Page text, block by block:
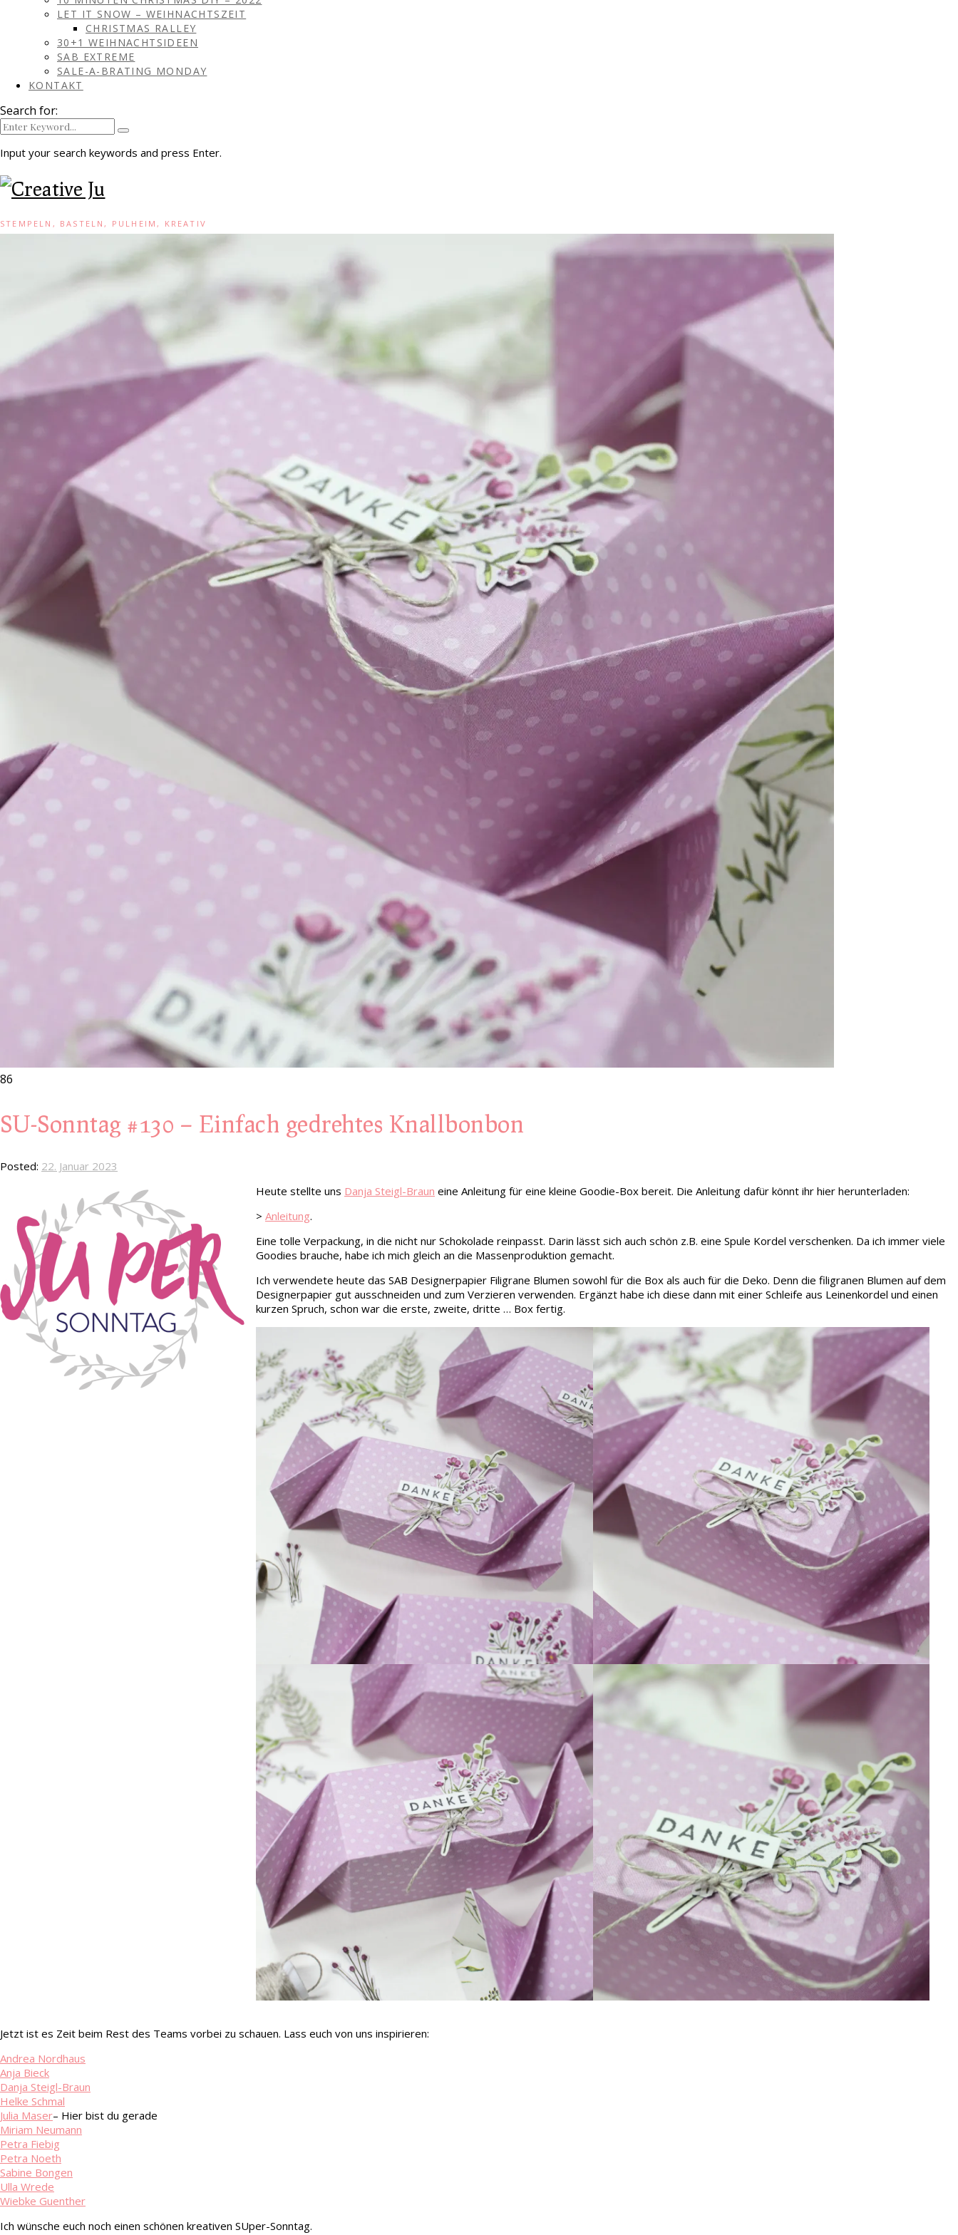
LET IT SNOW – WEIHNACHTSZEIT
CHRISTMAS RALLEY
30+1 WEIHNACHTSIDEEN
SAB EXTREME
SALE-A-BRATING MONDAY
KONTAKT
Search for:
Input your search keywords and press Enter.
STEMPELN, BASTELN, PULHEIM, KREATIV
86
SU-Sonntag #130 – Einfach gedrehtes Knallbonbon
Posted: 22. Januar 2023
Heute stellte uns Danja Steigl-Braun eine Anleitung für eine kleine Goodie-Box bereit. Die Anleitung dafür könnt ihr hier herunterladen:
> Anleitung.
Eine tolle Verpackung, in die nicht nur Schokolade reinpasst. Darin lässt sich auch schön z.B. eine Spule Kordel verschenken. Da ich immer viele
Goodies brauche, habe ich mich gleich an die Massenproduktion gemacht.
Ich verwendete heute das SAB Designerpapier Filigrane Blumen sowohl für die Box als auch für die Deko. Denn die filigranen Blumen auf dem
Designerpapier gut ausschneiden und zum Verzieren verwenden. Ergänzt habe ich diese dann mit einer Schleife aus Leinenkordel und einen
kurzen Spruch, schon war die erste, zweite, dritte … Box fertig.
Jetzt ist es Zeit beim Rest des Teams vorbei zu schauen. Lass euch von uns inspirieren:
Andrea Nordhaus
Anja Bieck
Danja Steigl-Braun
Helke Schmal
Julia Maser– Hier bist du gerade
Miriam Neumann
Petra Fiebig
Petra Noeth
Sabine Bongen
Ulla Wrede
Wiebke Guenther
Ich wünsche euch noch einen schönen kreativen SUper-Sonntag.